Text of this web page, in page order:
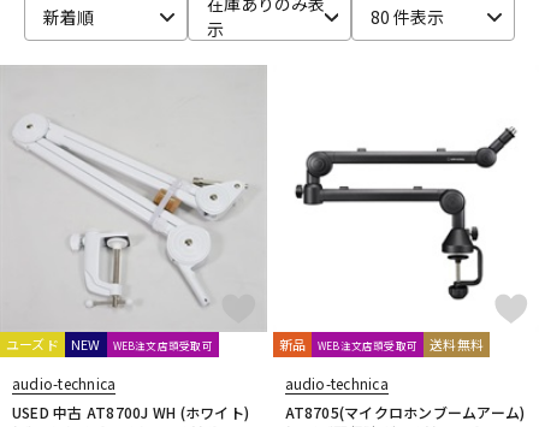
ベース ウクレレ
キーボード 電子ピアノ
管楽器
アンプ エフェクター
新着順
示
80 件表示
ユーズド NEW WEB注文店頭受取可
audio-technica
USED 中古 AT8700J WH (ホワイト)
新品 WEB注文店頭受取可 送料無料
audio-technica
AT8705(マイクロホンブームアーム)